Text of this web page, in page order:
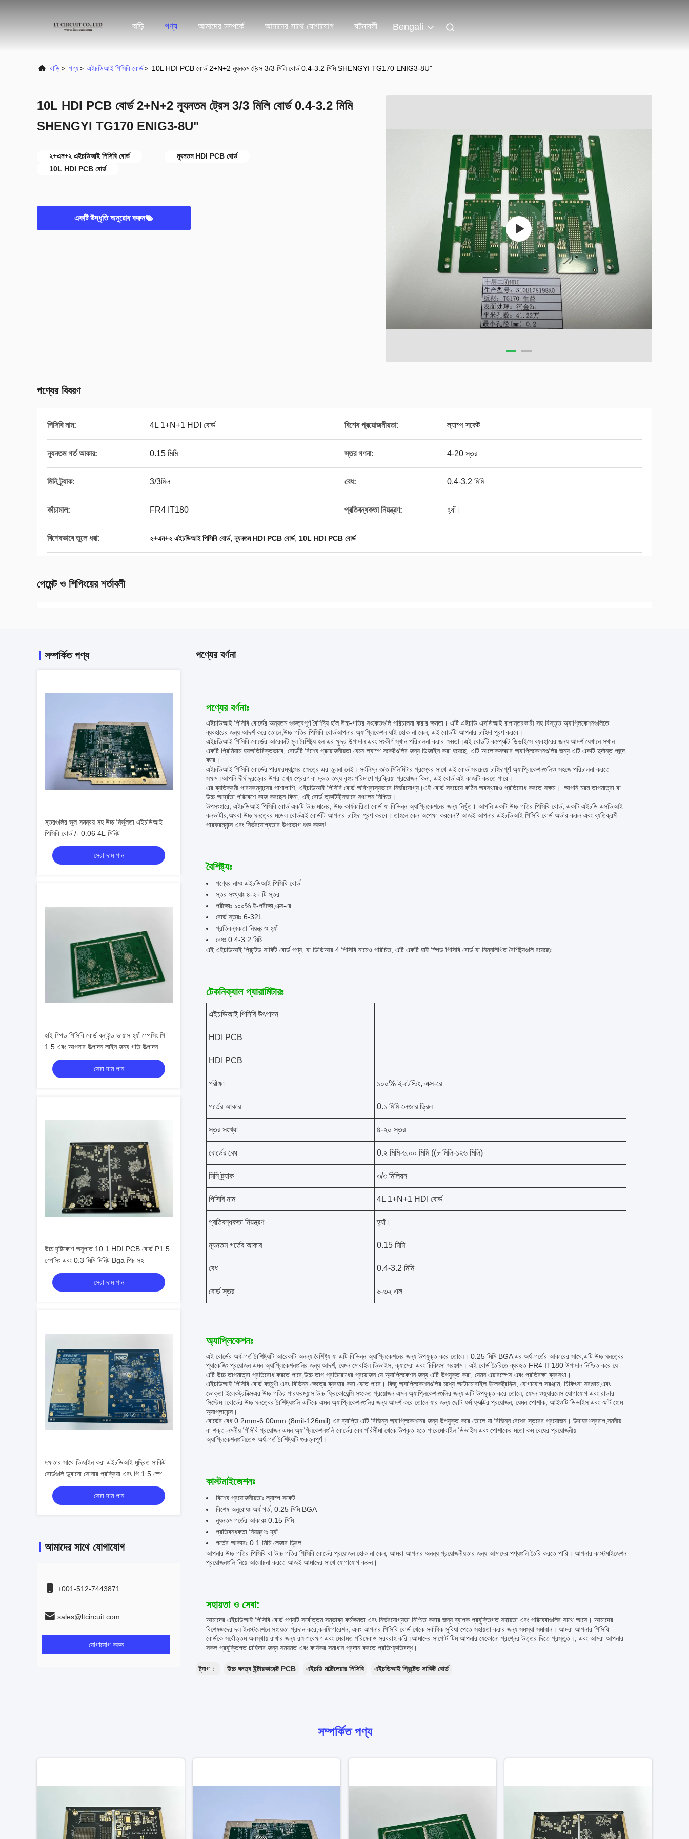
বাড়ি পণ্য আমাদের সম্পর্কে আমাদের সাথে যোগাযোগ ঘটনাবলী Bengali
বাড়ি> পণ্য> এইচডিআই পিসিবি বোর্ড> 10L HDI PCB বোর্ড 2+N+2 ন্যূনতম ট্রেস 3/3 মিলি বোর্ড 0.4-3.2 মিমি SHENGYI TG170 ENIG3-8U"
10L HDI PCB বোর্ড 2+N+2 ন্যূনতম ট্রেস 3/3 মিলি বোর্ড 0.4-3.2 মিমি
SHENGYI TG170 ENIG3-8U"
২+এন+২ এইচডিআই পিসিবি বোর্ড
ন্যূনতম HDI PCB বোর্ড
10L HDI PCB বোর্ড
একটি উদ্ধৃতি অনুরোধ করুন
পণ্যের বিবরণ
পিসিবি নাম: 4L 1+N+1 HDI বোর্ড বিশেষ প্রয়োজনীয়তা: ল্যাম্প সকেট
ন্যূনতম গর্ত আকার: 0.15 মিমি স্তর গণনা: 4-20 স্তর
মিনি ট্র্যাক: 3/3মিল বেধ: 0.4-3.2 মিমি
কাঁচামাল: FR4 IT180 প্রতিবন্ধকতা নিয়ন্ত্রণ: হ্যাঁ।
বিশেষভাবে তুলে ধরা: ২+এন+২ এইচডিআই পিসিবি বোর্ড, ন্যূনতম HDI PCB বোর্ড, 10L HDI PCB বোর্ড
পেমেন্ট ও শিপিংয়ের শর্তাবলী
সম্পর্কিত পণ্য
স্তরগুলির ভুল সমন্বয় সহ উচ্চ নির্ভুলতা এইচডিআই
পিসিবি বোর্ড /- 0.06 4L মিনিট
সেরা দাম পান
হাই স্পিড পিসিবি বোর্ড ব্লাইন্ড ভায়াস হ্যাঁ স্পেসিং পি
1.5 এবং আপনার উত্পাদন লাইন জন্য গতি উত্পাদন
সেরা দাম পান
উচ্চ দৃষ্টিকোণ অনুপাত 10 1 HDI PCB বোর্ড P1.5
স্পেসিং এবং 0.3 মিমি মিনিট Bga পিচ সহ
সেরা দাম পান
দক্ষতার সাথে ডিজাইন করা এইচডিআই মুদ্রিত সার্কিট
বোর্ডগুলি ডুবানো সোনার প্রক্রিয়া এবং পি 1.5 স্পেসিং
সেরা দাম পান
আমাদের সাথে যোগাযোগ
+001-512-7443871
sales@ltcircuit.com
যোগাযোগ করুন
পণ্যের বর্ণনা
পণ্যের বর্ণনাঃ
এইচডিআই পিসিবি বোর্ডের অন্যতম গুরুত্বপূর্ণ বৈশিষ্ট্য হ'ল উচ্চ-গতির সংকেতগুলি পরিচালনা করার ক্ষমতা। এটি এইচডি এসডিআই রূপান্তরকারী সহ বিস্তৃত অ্যাপ্লিকেশনগুলিতে
ব্যবহারের জন্য আদর্শ করে তোলে,উচ্চ গতির পিসিবি বোর্ডআপনার অ্যাপ্লিকেশন যাই হোক না কেন, এই বোর্ডটি আপনার চাহিদা পূরণ করবে।
এইচডিআই পিসিবি বোর্ডের আরেকটি মূল বৈশিষ্ট্য হল এর ক্ষুদ্র উপাদান এবং সংকীর্ণ স্থান পরিচালনা করার ক্ষমতা।এই বোর্ডটি কমপ্যাক্ট ডিভাইসে ব্যবহারের জন্য আদর্শ যেখানে স্থান
একটি প্রিমিয়াম হয়অতিরিক্তভাবে, বোর্ডটি বিশেষ প্রয়োজনীয়তা যেমন ল্যাম্প সকেটগুলির জন্য ডিজাইন করা হয়েছে, এটি আলোকসজ্জার অ্যাপ্লিকেশনগুলির জন্য এটি একটি দুর্দান্ত পছন্দ
করে।
এইচডিআই পিসিবি বোর্ডের পারফরম্যান্সের ক্ষেত্রে এর তুলনা নেই। সর্বনিম্ন ৩/৩ মিলিমিটার প্রস্থের সাথে এই বোর্ড সবচেয়ে চাহিদাপূর্ণ অ্যাপ্লিকেশনগুলিও সহজে পরিচালনা করতে
সক্ষম।আপনি দীর্ঘ দূরত্বের উপর তথ্য প্রেরণ বা দ্রুত তথ্য বৃহৎ পরিমাণে প্রক্রিয়া প্রয়োজন কিনা, এই বোর্ড এই কাজটি করতে পারে।
এর ব্যতিক্রমী পারফরম্যান্সের পাশাপাশি, এইচডিআই পিসিবি বোর্ড অবিশ্বাস্যভাবে নির্ভরযোগ্য।এই বোর্ড সবচেয়ে কঠিন অবস্থারও প্রতিরোধ করতে সক্ষম।. আপনি চরম তাপমাত্রা বা
উচ্চ আর্দ্রতা পরিবেশে কাজ করছেন কিনা, এই বোর্ড ত্রুটিহীনভাবে সঞ্চালন নিশ্চিত।
উপসংহারে, এইচডিআই পিসিবি বোর্ড একটি উচ্চ মানের, উচ্চ কার্যকারিতা বোর্ড যা বিভিন্ন অ্যাপ্লিকেশনের জন্য নিখুঁত। আপনি একটি উচ্চ গতির পিসিবি বোর্ড, একটি এইচডি এসডিআই
কনভার্টার,অথবা উচ্চ ঘনত্বের মডেল বোর্ডএই বোর্ডটি আপনার চাহিদা পূরণ করবে। তাহলে কেন অপেক্ষা করবেন? আজই আপনার এইচডিআই পিসিবি বোর্ড অর্ডার করুন এবং ব্যতিক্রমী
পারফরম্যান্স এবং নির্ভরযোগ্যতার উপভোগ শুরু করুন!
বৈশিষ্ট্যঃ
পণ্যের নামঃ এইচডিআই পিসিবি বোর্ড
স্তর সংখ্যাঃ ৪-২০ টি স্তর
পরীক্ষাঃ ১০০% ই-পরীক্ষা,এক্স-রে
বোর্ড স্তরঃ 6-32L
প্রতিবন্ধকতা নিয়ন্ত্রণঃ হ্যাঁ
বেধঃ 0.4-3.2 মিমি
এই এইচডিআই প্রিন্টেড সার্কিট বোর্ড পণ্য, যা ডিডিআর 4 পিসিবি নামেও পরিচিত, এটি একটি হাই স্পিড পিসিবি বোর্ড যা নিম্নলিখিত বৈশিষ্ট্যগুলি রয়েছেঃ
টেকনিক্যাল প্যারামিটারঃ
এইচডিআই পিসিবি উৎপাদন
HDI PCB
HDI PCB
পরীক্ষা ১০০% ই-টেস্টিং, এক্স-রে
গর্তের আকার 0.১ মিমি লেজার ড্রিল
স্তর সংখ্যা ৪-২০ স্তর
বোর্ডের বেধ 0.২ মিমি-৬.০০ মিমি ((৮ মিলি-১২৬ মিলি)
মিনি ট্র্যাক ৩/৩ মিলিয়ন
পিসিবি নাম 4L 1+N+1 HDI বোর্ড
প্রতিবন্ধকতা নিয়ন্ত্রণ হ্যাঁ।
ন্যূনতম গর্তের আকার 0.15 মিমি
বেধ 0.4-3.2 মিমি
বোর্ড স্তর ৬-৩২ এল
অ্যাপ্লিকেশনঃ
এই বোর্ডের অর্ধ-গর্ত বৈশিষ্ট্যটি আরেকটি অনন্য বৈশিষ্ট্য যা এটি বিভিন্ন অ্যাপ্লিকেশনের জন্য উপযুক্ত করে তোলে। 0.25 মিমি BGA এর অর্ধ-গর্তের আকারের সাথে,এটি উচ্চ ঘনত্বের
প্যাকেজিং প্রয়োজন এমন অ্যাপ্লিকেশনগুলির জন্য আদর্শ, যেমন মোবাইল ডিভাইস, ক্যামেরা এবং চিকিৎসা সরঞ্জাম। এই বোর্ড তৈরিতে ব্যবহৃত FR4 IT180 উপাদান নিশ্চিত করে যে
এটি উচ্চ তাপমাত্রা প্রতিরোধ করতে পারে,উচ্চ তাপ প্রতিরোধের প্রয়োজন যে অ্যাপ্লিকেশন জন্য এটি উপযুক্ত করা, যেমন এয়ারস্পেস এবং প্রতিরক্ষা ব্যবস্থা।
এইচডিআই পিসিবি বোর্ড বহুমুখী এবং বিভিন্ন ক্ষেত্রে ব্যবহার করা যেতে পারে। কিছু অ্যাপ্লিকেশনগুলির মধ্যে অটোমোবাইল ইলেকট্রনিক্স, যোগাযোগ সরঞ্জাম, চিকিৎসা সরঞ্জাম,এবং
ভোক্তা ইলেকট্রনিক্সএর উচ্চ গতির পারফরম্যান্স উচ্চ ফ্রিকোয়েন্সি সংকেত প্রয়োজন এমন অ্যাপ্লিকেশনগুলির জন্য এটি উপযুক্ত করে তোলে, যেমন ওয়্যারলেস যোগাযোগ এবং রাডার
সিস্টেম।বোর্ডের উচ্চ ঘনত্বের বৈশিষ্ট্যগুলি এটিকে এমন অ্যাপ্লিকেশনগুলির জন্য আদর্শ করে তোলে যার জন্য ছোট ফর্ম ফ্যাক্টর প্রয়োজন, যেমন পোশাক, আইওটি ডিভাইস এবং স্মার্ট হোম
অ্যাপ্লায়েন্স।
বোর্ডের বেধ 0.2mm-6.00mm (8mil-126mil) এর ব্যাপ্তি এটি বিভিন্ন অ্যাপ্লিকেশনের জন্য উপযুক্ত করে তোলে যা বিভিন্ন বেধের স্তরের প্রয়োজন। উদাহরণস্বরূপ,নমনীয়
বা শক্ত-নমনীয় পিসিবি প্রয়োজন এমন অ্যাপ্লিকেশনগুলি বোর্ডের বেধ পরিসীমা থেকে উপকৃত হতে পারেমোবাইল ডিভাইস এবং পোশাকের মতো কম বেধের প্রয়োজনীয়
অ্যাপ্লিকেশনগুলিতেও অর্ধ-গর্ত বৈশিষ্ট্যটি গুরুত্বপূর্ণ।
কাস্টমাইজেশনঃ
বিশেষ প্রয়োজনীয়তাঃ ল্যাম্প সকেট
বিশেষ অনুরোধঃ অর্ধ গর্ত, 0.25 মিমি BGA
ন্যূনতম গর্তের আকারঃ 0.15 মিমি
প্রতিবন্ধকতা নিয়ন্ত্রণঃ হ্যাঁ
গর্তের আকারঃ 0.1 মিমি লেজার ড্রিল
আপনার উচ্চ গতির পিসিবি বা উচ্চ গতির পিসিবি বোর্ডের প্রয়োজন হোক না কেন, আমরা আপনার অনন্য প্রয়োজনীয়তার জন্য আমাদের পণ্যগুলি তৈরি করতে পারি। আপনার কাস্টমাইজেশন
প্রয়োজনগুলি নিয়ে আলোচনা করতে আজই আমাদের সাথে যোগাযোগ করুন।
সহায়তা ও সেবা:
আমাদের এইচডিআই পিসিবি বোর্ড পণ্যটি সর্বোত্তম সম্ভাব্য কর্মক্ষমতা এবং নির্ভরযোগ্যতা নিশ্চিত করার জন্য ব্যাপক প্রযুক্তিগত সহায়তা এবং পরিষেবাগুলির সাথে আসে। আমাদের
বিশেষজ্ঞদের দল ইনস্টলেশনে সহায়তা প্রদান করে,কনফিগারেশন, এবং আপনার পিসিবি বোর্ড থেকে সর্বাধিক সুবিধা পেতে সহায়তা করার জন্য সমস্যা সমাধান। আমরা আপনার পিসিবি
বোর্ডকে সর্বোত্তম অবস্থায় রাখার জন্য রক্ষণাবেক্ষণ এবং মেরামত পরিষেবাও সরবরাহ করি।আমাদের সাপোর্ট টিম আপনার যেকোনো প্রশ্নের উত্তর দিতে প্রস্তুত।, এবং আমরা আপনার
সকল প্রযুক্তিগত চাহিদার জন্য সময়মত এবং কার্যকর সমাধান প্রদান করতে প্রতিশ্রুতিবদ্ধ।
ট্যাগ： উচ্চ ঘনত্ব ইন্টারকানেক্ট PCB এইচডি মাল্টিলেয়ার পিসিবি এইচডিআই প্রিন্টেড সার্কিট বোর্ড
সম্পর্কিত পণ্য